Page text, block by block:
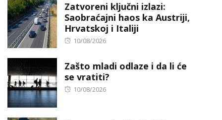
Zatvoreni ključni izlazi:
Saobraćajni haos ka Austriji,
Hrvatskoj i Italiji
Posted
10/08/2026
Zašto mladi odlaze i da li će
se vratiti?
Posted
10/08/2026